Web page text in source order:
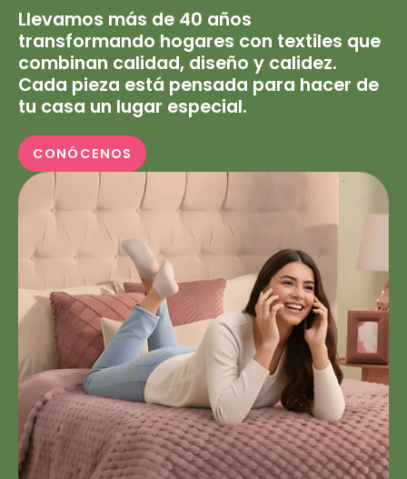
Llevamos más de 40 años
transformando hogares con textiles que
combinan calidad, diseño y calidez.
Cada pieza está pensada para hacer de
tu casa un lugar especial.
CONÓCENOS